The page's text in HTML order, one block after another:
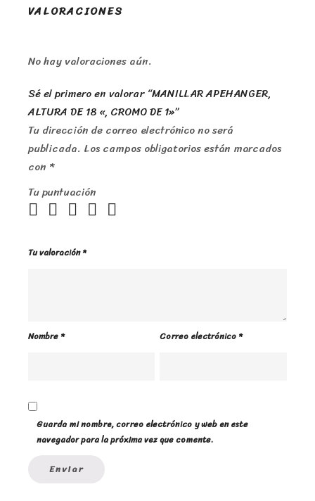
VALORACIONES
No hay valoraciones aún.
Sé el primero en valorar “MANILLAR APEHANGER,
ALTURA DE 18 «, CROMO DE 1»”
Tu dirección de correo electrónico no será
publicada. Los campos obligatorios están marcados
con *
Tu puntuación
Tu valoración*
Nombre* Correo electrónico*
Guarda mi nombre, correo electrónico y web en este
navegador para la próxima vez que comente.